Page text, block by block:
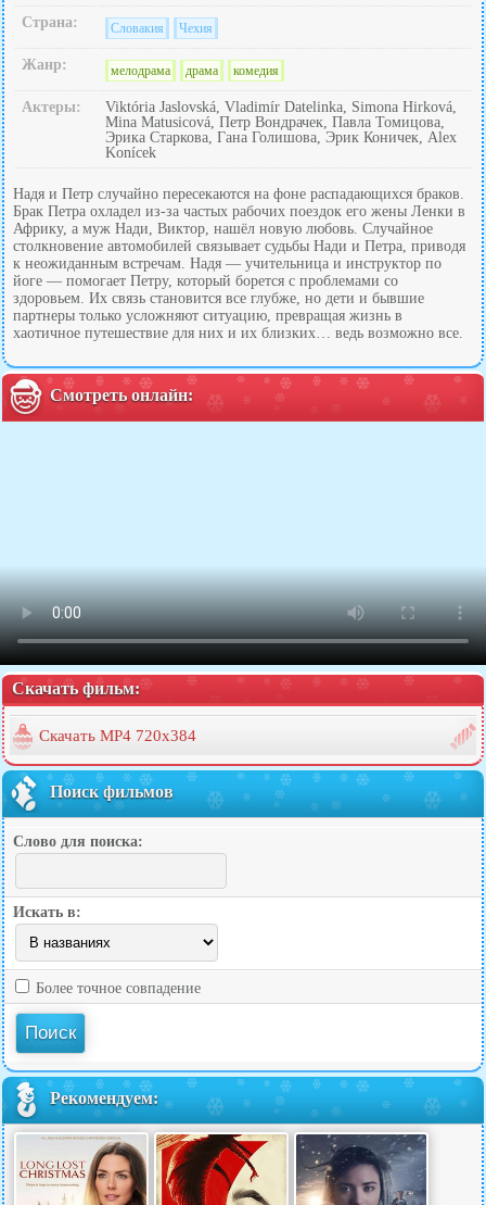
Страна:
Словакия Чехия
Жанр: мелодрама драма комедия
Актеры:
Viktória Jaslovská, Vladimír Datelinka, Simona Hirková,
Mina Matusicová, Петр Вондрачек, Павла Томицова,
Эрика Старкова, Гана Голишова, Эрик Коничек, Alex
Konícek
Надя и Петр случайно пересекаются на фоне распадающихся браков.
Брак Петра охладел из-за частых рабочих поездок его жены Ленки в
Африку, а муж Нади, Виктор, нашёл новую любовь. Случайное
столкновение автомобилей связывает судьбы Нади и Петра, приводя
к неожиданным встречам. Надя — учительница и инструктор по
йоге — помогает Петру, который борется с проблемами со
здоровьем. Их связь становится все глубже, но дети и бывшие
партнеры только усложняют ситуацию, превращая жизнь в
хаотичное путешествие для них и их близких… ведь возможно все.
Смотреть онлайн:
Скачать фильм:
Скачать MP4 720x384
Поиск фильмов
Слово для поиска:
Искать в:
Более точное совпадение
Рекомендуем: